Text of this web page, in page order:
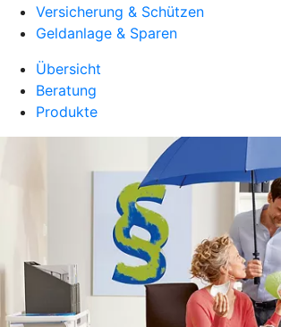
Versicherung & Schützen
Geldanlage & Sparen
Übersicht
Beratung
Produkte